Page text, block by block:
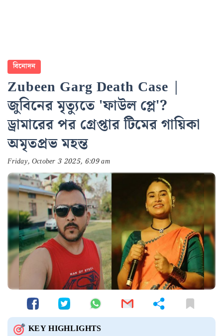
বিনোদন
Zubeen Garg Death Case |
জুবিনের মৃত্যুতে 'ফাউল প্লে'?
ড্রামারের পর গ্রেপ্তার টিমের গায়িকা
অমৃতপ্রভ মহন্ত
Friday, October 3 2025, 6:09 am
KEY HIGHLIGHTS